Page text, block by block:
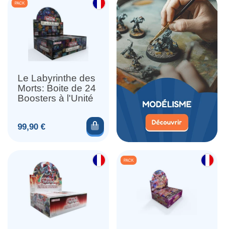
Le Labyrinthe des
Morts: Boite de 24
Boosters à l'Unité
Prix
99,90 €
PACK
Ajouter au panier
PACK